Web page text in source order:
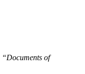
“Documents of